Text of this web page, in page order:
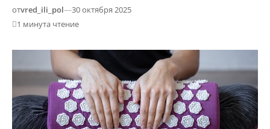
отvred_ili_pol—30 октября 2025
1 минута чтение